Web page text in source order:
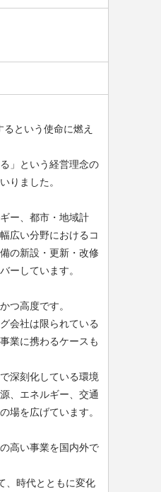
という使命に燃え
」という経営理念の
りました。
ー、都市・地域計
広い分野におけるコ
の新設・更新・改修
ーしています。
つ高度です。
会社は限られている
業に携わるケースも
深刻化している環境
、エネルギー、交通
場を広げています。
高い事業を国内外で
、時代とともに変化